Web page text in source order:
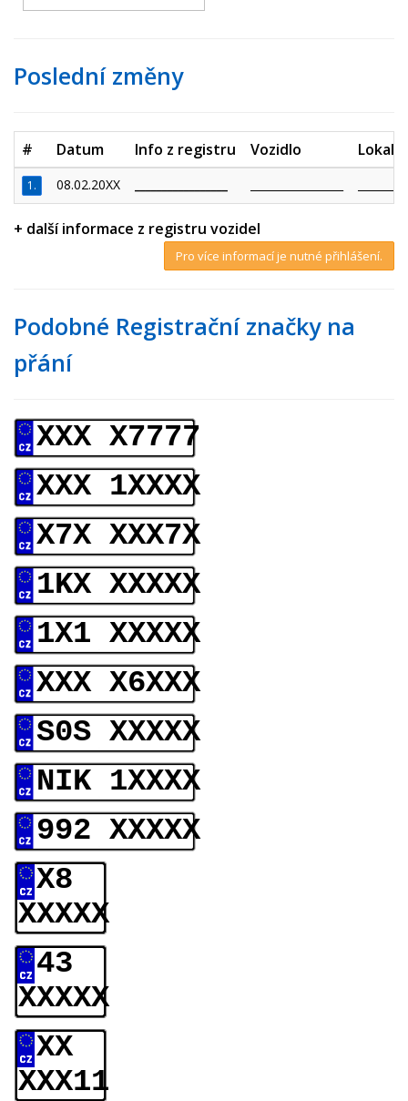
Poslední změny
# Datum Info z registru Vozidlo
1. 08.02.20XX
+ další informace z registru vozidel
Pro více informací je nutné přihlášení.
Podobné Registrační značky na
přání
XXX X7777
XXX 1XXXX
X7X XXX7X
1KX XXXXX
1X1 XXXXX
XXX X6XXX
S0S XXXXX
NIK 1XXXX
992 XXXXX
X8
XXXXX
43
XXXXX
XX
XXX11